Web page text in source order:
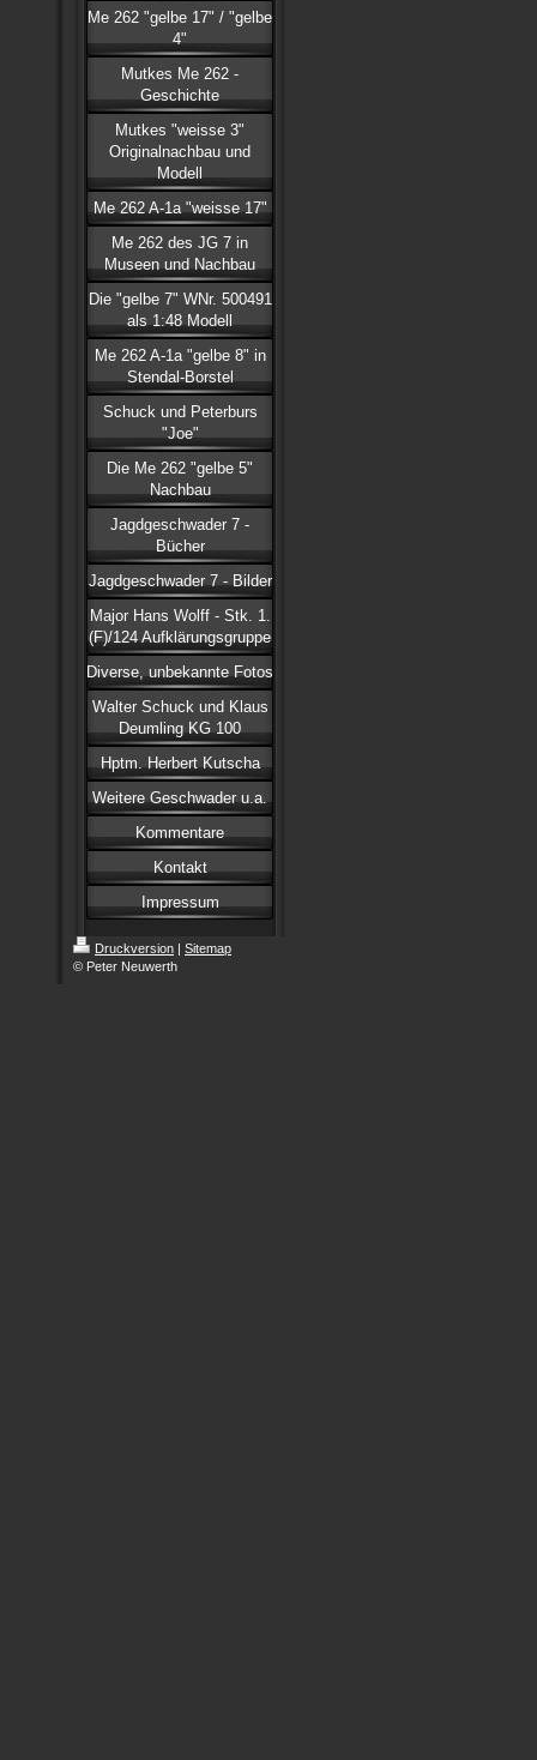
Me 262 "gelbe 17" / "gelbe
4"
Mutkes Me 262 -
Geschichte
Mutkes "weisse 3"
Originalnachbau und
Modell
Me 262 A-1a "weisse 17"
Me 262 des JG 7 in
Museen und Nachbau
Die "gelbe 7" WNr. 500491
als 1:48 Modell
Me 262 A-1a "gelbe 8" in
Stendal-Borstel
Schuck und Peterburs
"Joe"
Die Me 262 "gelbe 5"
Nachbau
Jagdgeschwader 7 -
Bücher
Jagdgeschwader 7 - Bilder
Major Hans Wolff - Stk. 1.
(F)/124 Aufklärungsgruppe
Diverse, unbekannte Fotos
Walter Schuck und Klaus
Deumling KG 100
Hptm. Herbert Kutscha
Weitere Geschwader u.a.
Kommentare
Kontakt
Impressum
Druckversion | Sitemap
© Peter Neuwerth